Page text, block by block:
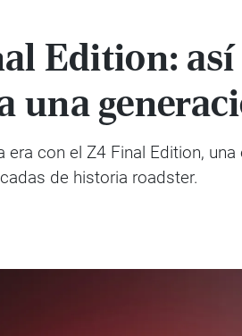
Edition:
una
era con el Z4 Final Edition,
de historia roadster.